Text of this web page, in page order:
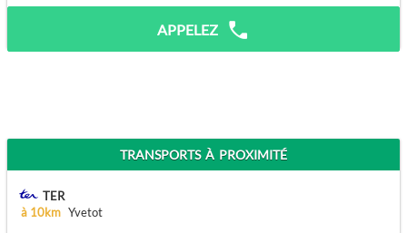
APPELEZ
TRANSPORTS À PROXIMITÉ
TER
à 10km Yvetot